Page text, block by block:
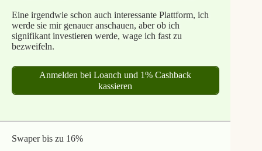
Eine irgendwie schon auch interessante Plattform, ich
werde sie mir genauer anschauen, aber ob ich
signifikant investieren werde, wage ich fast zu
bezweifeln.
Anmelden bei Loanch und 1% Cashback
kassieren
Swaper bis zu 16%